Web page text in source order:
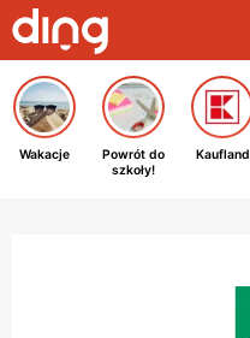
Wakacje
Powrót do
szkoły!
Kaufland